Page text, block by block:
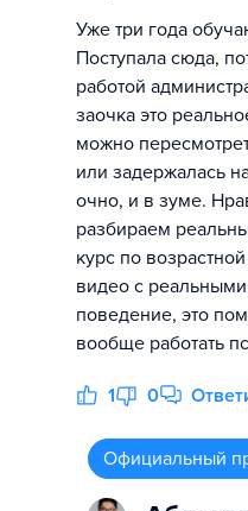
Уже три года
Поступала сюда,
работой
заочка это
можно
или задержалась
очно, и в зуме.
разбираем
курс по
видео с
поведение, это
вообще работать
1 0
Официальный